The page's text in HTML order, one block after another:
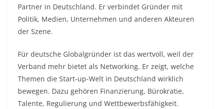
Partner in Deutschland. Er verbindet Gründer mit
Politik, Medien, Unternehmen und anderen Akteuren
der Szene.
Für deutsche Globalgründer ist das wertvoll, weil der
Verband mehr bietet als Networking. Er zeigt, welche
Themen die Start-up-Welt in Deutschland wirklich
bewegen. Dazu gehören Finanzierung, Bürokratie,
Talente, Regulierung und Wettbewerbsfähigkeit.